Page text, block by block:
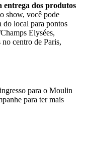
entrega dos produtos
show, você pode
do local para pontos
Elysées,
centro de Paris,
para o Moulin
para ter mais